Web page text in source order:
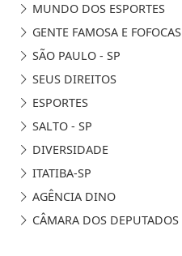
MUNDO DOS ESPORTES
GENTE FAMOSA E FOFOCAS
SÃO PAULO - SP
SEUS DIREITOS
ESPORTES
SALTO - SP
DIVERSIDADE
ITATIBA-SP
AGÊNCIA DINO
CÂMARA DOS DEPUTADOS